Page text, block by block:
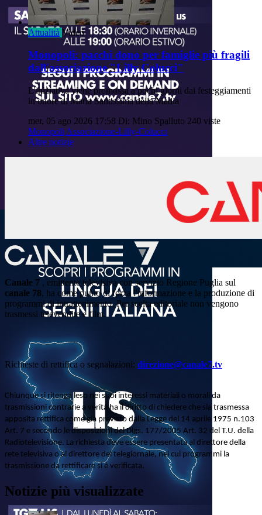
Attualità Video
Monopoli: pacchi dono per famiglie più fragili
dall'associazione "Lilly Colucci"
L'iniziativa viene promossa a pochi giorni dai festeggiamenti
in onore di Maria Santissima della Madia
mer, 05 ago 2026 17:58 Di: Mino Spalluto 240 viste
Monopoli Associazione-Lilly-Colucci
Altre notizie
Canale 7 , emittente televisiva con servizio Regione Puglia sul
canale 78, ha come punto di forza l'informazione e la produzione di
programmi di intrattenimento. Per scelta editoriale non vengono
trasmessi televendite e film.
Richieste di rettifica o segnalazioni: direzione@canale7.tv
Chiunque si ritenga leso nei suoi interessi materiali o morali da
trasmissioni contrarie a verità ha il diritto di chiedere che sia trasmessa
apposita rettifica come già previsto dalla Legge del 14 aprile 1975 n.103
Art. 7 e secondo le disposizioni del Dlgs. 177/2005 Art. 32 del T.U. della
Radiotelevisione. La richiesta deve essere presentata al direttore della
rete televisiva o al direttore del telegiornale, nei cui programmi la
trasmissione da rettificare si è verificata.
Notizie più visualizzate